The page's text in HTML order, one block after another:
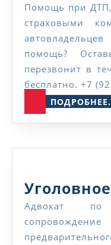
Помощь при ДТП, лишении прав, спорах со
страховыми
помощь?
перезвонит в
бесплатно. +7
Адвокат по уголовным делам,